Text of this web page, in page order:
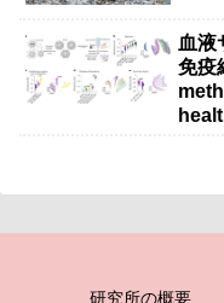
血液
免疫
研究所の概要